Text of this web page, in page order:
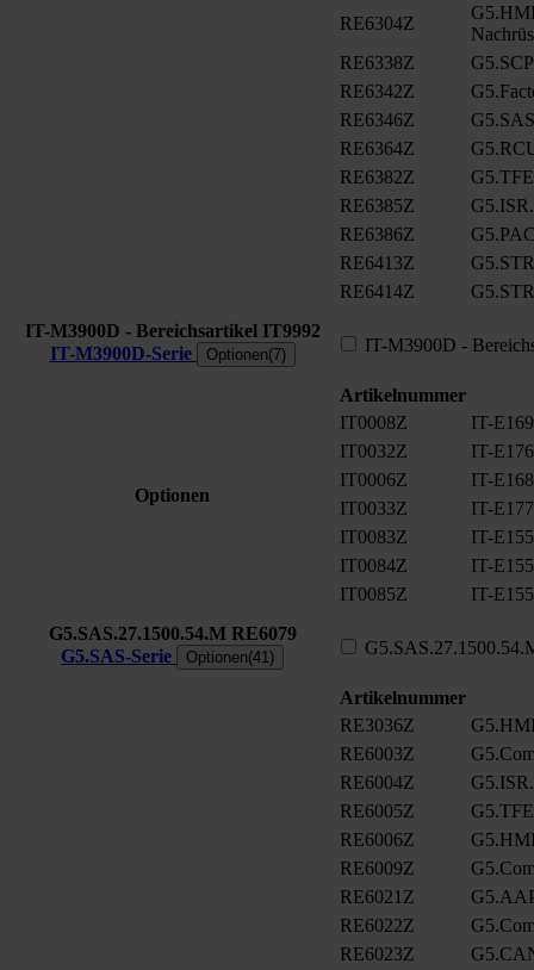
RE6304Z
RE6338Z
RE6342Z
RE6346Z
RE6364Z
RE6382Z
G5.TFE
RE6385Z
RE6386Z
RE6413Z
RE6414Z
IT-M3900D - Bereichsartikel IT9992
IT-M3900D-Serie
Optionen(7) IT-M3900D -
Optionen
Artikelnummer
IT0008Z
IT-
IT0032Z
IT-
IT0006Z
IT-
IT0033Z
IT-
IT0083Z
IT-
IT0084Z
IT-
IT0085Z
IT-
G5.SAS.27.1500.54.M RE6079
G5.SAS-Serie
Optionen(41)
Artikelnummer
RE3036Z
RE6003Z
RE6004Z
RE6005Z
G5.TFE
RE6006Z
RE6009Z
RE6021Z
RE6022Z
RE6023Z